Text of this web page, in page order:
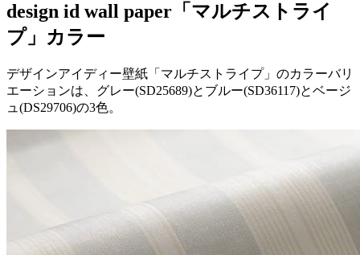
design id wall paper 「マルチストライ
プ」カラー
デザインアイディー壁紙「マルチストライプ」のカラーバリ
エーションは、グレー(SD25689)とブルー(SD36117)とベージ
ュ(DS29706)の3色。